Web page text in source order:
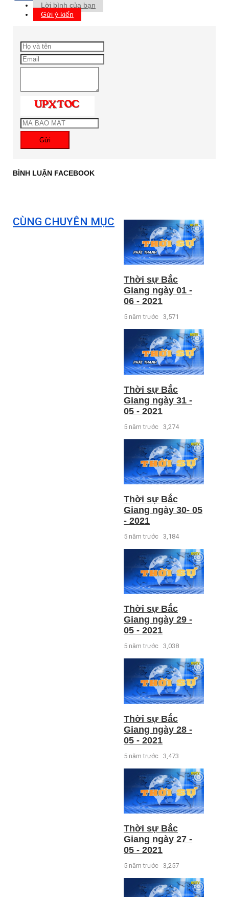
Lời bình của bạn
Gửi ý kiến
Gửi
BÌNH LUẬN FACEBOOK
CÙNG CHUYÊN MỤC
Thời sự Bắc
Giang ngày 01 -
06 - 2021
5 năm trước 3,571
Thời sự Bắc
Giang ngày 31 -
05 - 2021
5 năm trước 3,274
Thời sự Bắc
Giang ngày 30- 05
- 2021
5 năm trước 3,184
Thời sự Bắc
Giang ngày 29 -
05 - 2021
5 năm trước 3,038
Thời sự Bắc
Giang ngày 28 -
05 - 2021
5 năm trước 3,473
Thời sự Bắc
Giang ngày 27 -
05 - 2021
5 năm trước 3,257